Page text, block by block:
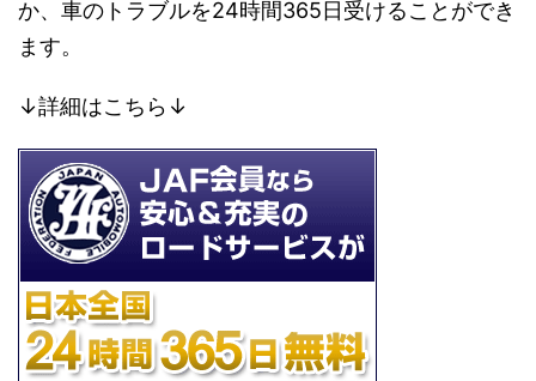
か、車のトラブルを24時間365日受けることができ
ます。
↓詳細はこちら↓